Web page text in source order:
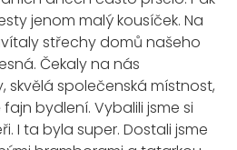
jenom malý kousíček. Na
střechy domů našeho
Čekaly na nás
skvělá společenská místnost,
bydlení. Vybalili jsme si
I ta byla super. Dostali jsme